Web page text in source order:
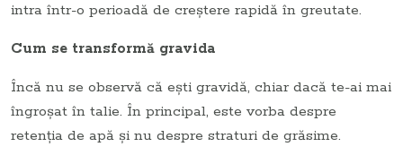
intra într-o perioadă de creștere rapidă în greutate.
Cum se transformă gravida
Încă nu se observă că eşti gravidă, chiar dacă te-ai mai
îngroşat în talie. În principal, este vorba despre
retenţia de apă şi nu despre straturi de grăsime.